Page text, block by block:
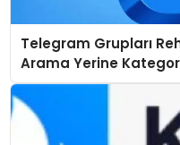
Telegram Grupları
Arama Yerine